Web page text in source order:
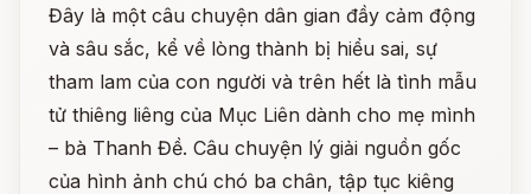
Đây là một câu chuyện dân gian đầy cảm động
và sâu sắc, kể về lòng thành bị hiểu sai, sự
tham lam của con người và trên hết là tình mẫu
tử thiêng liêng của Mục Liên dành cho mẹ mình
– bà Thanh Đề. Câu chuyện lý giải nguồn gốc
của hình ảnh chú chó ba chân, tập tục kiêng